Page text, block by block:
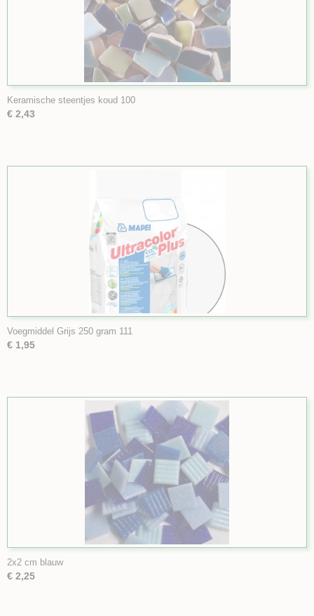
Keramische steentjes koud 100
€ 2,43
Voegmiddel Grijs 250 gram 111
€ 1,95
2x2 cm blauw
€ 2,25